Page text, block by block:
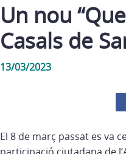
Un nou
Casals de
13/03/2023
El 8 de març passat es va